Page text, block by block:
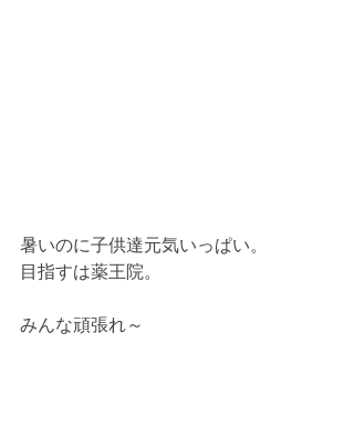
暑いのに子供達元気いっぱい。
目指すは薬王院。
みんな頑張れ～